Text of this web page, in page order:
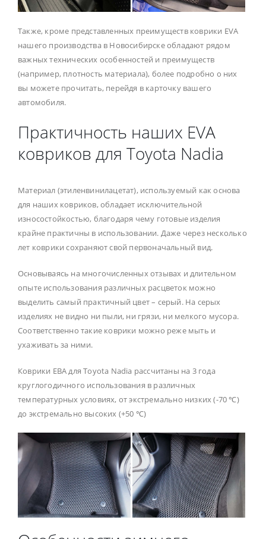
Также, кроме представленных преимуществ коврики EVA
нашего производства в Новосибирске обладают рядом
важных технических особенностей и преимуществ
(например, плотность материала), более подробно о них
вы можете прочитать, перейдя в карточку вашего
автомобиля.
Практичность наших EVA
ковриков для Toyota Nadia
Материал (этиленвинилацетат), используемый как основа
для наших ковриков, обладает исключительной
износостойкостью, благодаря чему готовые изделия
крайне практичны в использовании. Даже через несколько
лет коврики сохраняют свой первоначальный вид.
Основываясь на многочисленных отзывах и длительном
опыте использования различных расцветок можно
выделить самый практичный цвет – серый. На серых
изделиях не видно ни пыли, ни грязи, ни мелкого мусора.
Соответственно такие коврики можно реже мыть и
ухаживать за ними.
Коврики ЕВА для Toyota Nadia рассчитаны на 3 года
круглогодичного использования в различных
температурных условиях, от экстремально низких (-70 ℃)
до экстремально высоких (+50 ℃)